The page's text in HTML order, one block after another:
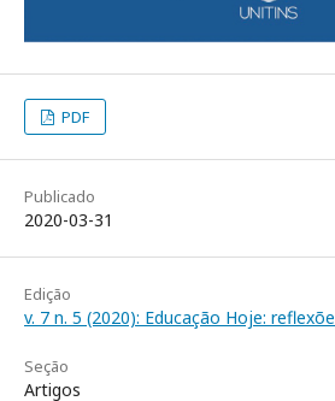
PDF
Publicado
2020-03-31
Edição
v. 7 n. 5 (2020): Educação Hoje:
Seção
Artigos